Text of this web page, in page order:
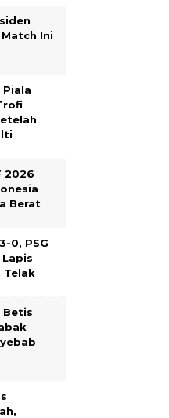
Ini
Piala
2026
Berat
0, PSG
Telak
Betis